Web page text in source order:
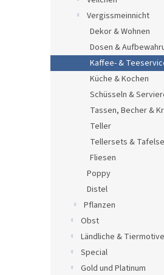
Vergissmeinnicht
Dekor & Wohnen
Dosen &
Kaffee- &
Küche & Kochen
Schüsseln &
Tassen, Becher &
Teller
Tellersets &
Fliesen
Poppy
Distel
Pflanzen
Obst
Ländliche & Tiermotive
Special
Gold und Platinum